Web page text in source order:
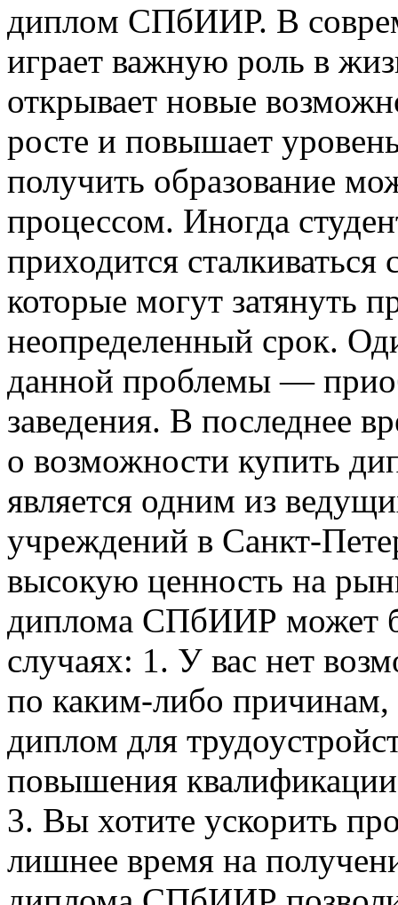
диплoм СПбИИР. В
играет важную роль в
открывает новые
росте и повышает
получить образование
процессом. Иногда
приходится
которые могут затянуть
неопределенный срок.
данной проблемы —
заведения. В последнее
о возможности купить
является одним из
учреждений в Санкт-
высокую ценность на
диплома СПбИИР может
случаях: 1. У вас нет
по каким-либо
диплом для
повышения
3. Вы хотите ускорить
лишнее время на